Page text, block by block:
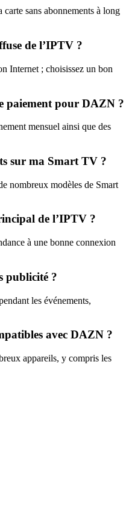
sans abonnements à long
de l’IPTV ?
Internet ; choisissez un bon
paiement pour DAZN ?
mensuel ainsi que des
sur ma Smart TV ?
nombreux modèles de Smart
de l’IPTV ?
à une bonne connexion
publicité ?
les événements,
avec DAZN ?
appareils, y compris les